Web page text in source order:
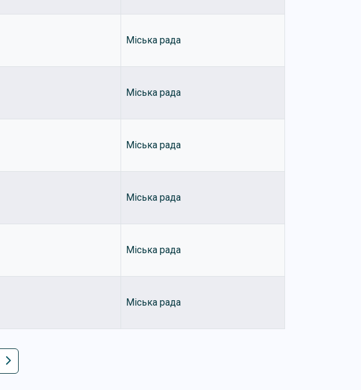
Міська рада
Міська рада
Міська рада
Міська рада
Міська рада
Міська рада